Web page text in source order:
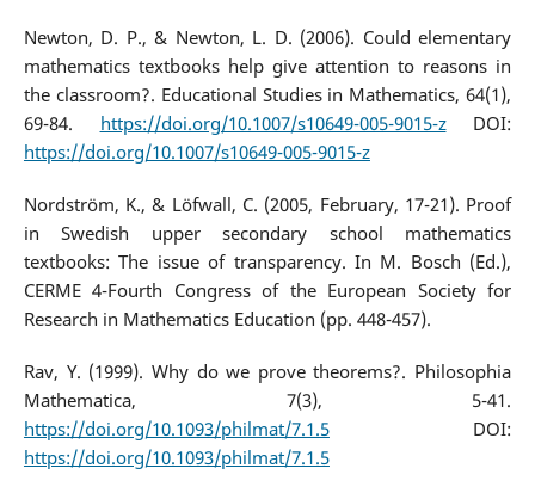
Newton, D. P., & Newton, L. D. (2006). Could elementary
mathematics textbooks help give attention to reasons in
the classroom?. Educational Studies in Mathematics, 64(1),
69-84. https://doi.org/10.1007/s10649-005-9015-zDOI:
https://doi.org/10.1007/s10649-005-9015-z
Nordström, K., & Löfwall, C. (2005, February, 17-21). Proof
in Swedish upper secondary school mathematics
textbooks: The issue of transparency. In M. Bosch (Ed.),
CERME 4-Fourth Congress of the European Society for
Research in Mathematics Education (pp. 448-457).
Rav, Y. (1999). Why do we prove theorems?. Philosophia
Mathematica, 7(3), 5-41.
https://doi.org/10.1093/philmat/7.1.5DOI:
https://doi.org/10.1093/philmat/7.1.5